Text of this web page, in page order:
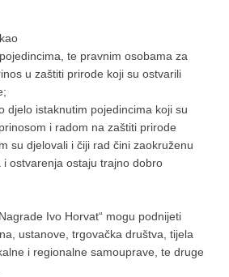
te pravnim osobama za
u zaštiti prirode koji su ostvarili
djelo istaknutim pojedincima koji su
i radom na zaštiti prirode
su djelovali i čiji rad čini zaokruženu
ostvarenja ostaju trajno dobro
Ivo Horvat“ mogu podnijeti
ustanove, trgovačka društva, tijela
i regionalne samouprave, te druge